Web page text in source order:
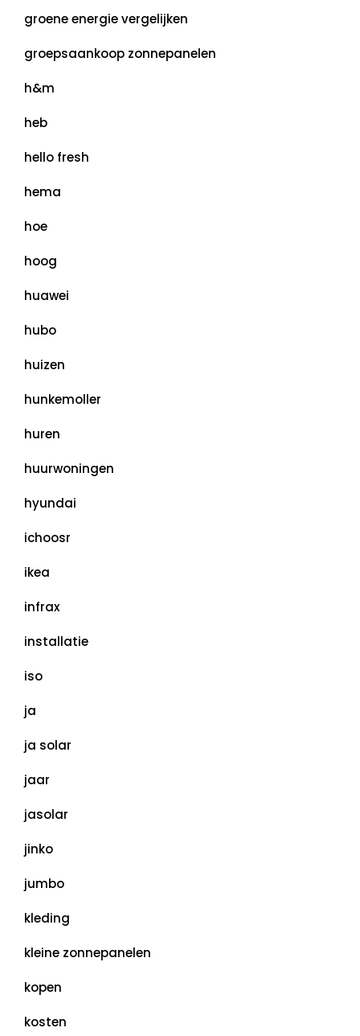
groene energie vergelijken
groepsaankoop zonnepanelen
h&m
heb
hello fresh
hema
hoe
hoog
huawei
hubo
huizen
hunkemoller
huren
huurwoningen
hyundai
ichoosr
ikea
infrax
installatie
iso
ja
ja solar
jaar
jasolar
jinko
jumbo
kleding
kleine zonnepanelen
kopen
kosten